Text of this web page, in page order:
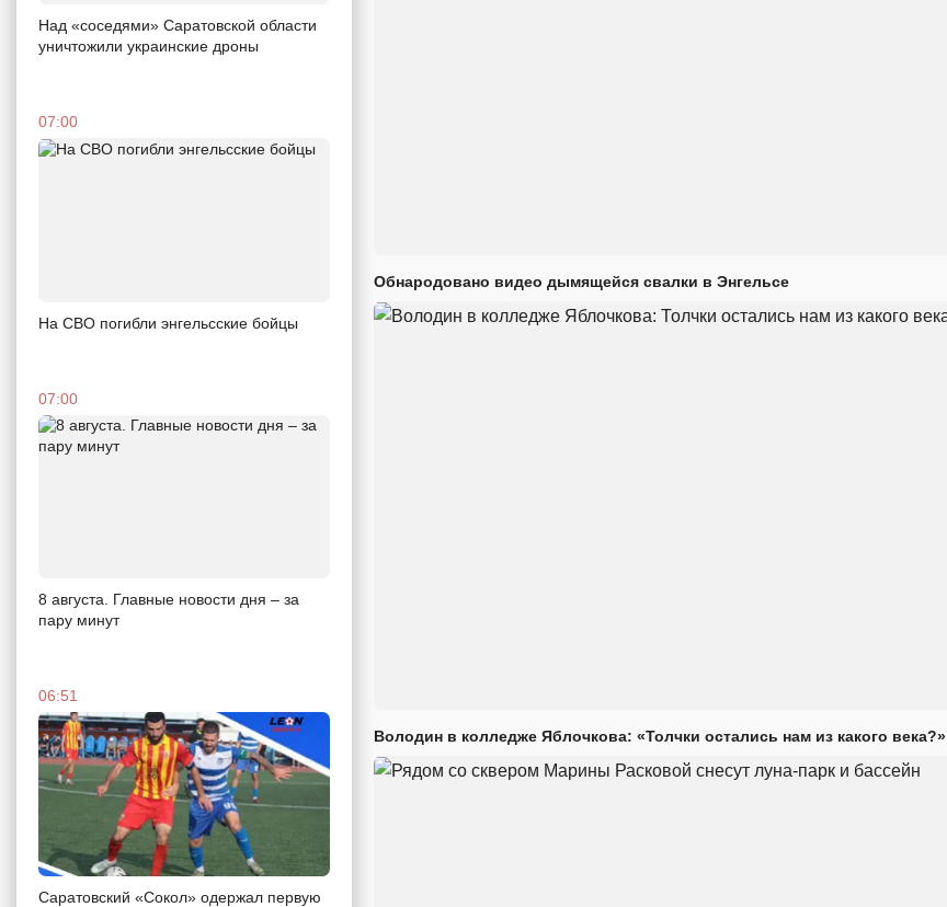
Над «соседями» Саратовской области
уничтожили украинские дроны
07:00
На СВО погибли энгельсские бойцы
07:00
8 августа. Главные новости дня – за
пару минут
06:51
Саратовский «Сокол» одержал первую
Обнародовано видео дымящейся свалки в Энгельсе
Володин в колледже Яблочкова: «Толчки остались нам из какого века?»